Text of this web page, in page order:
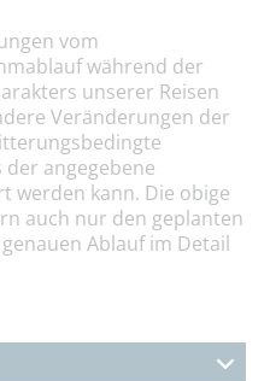
vom
während der
unserer Reisen
Veränderungen der
der angegebene
werden kann. Die obige
auch nur den geplanten
Ablauf im Detail